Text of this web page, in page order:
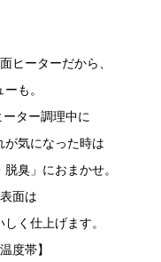
ヒーターだから、
も。
ター調理中に
が気になった時は
臭」におまかせ。
面は
く仕上げます。
度帯】